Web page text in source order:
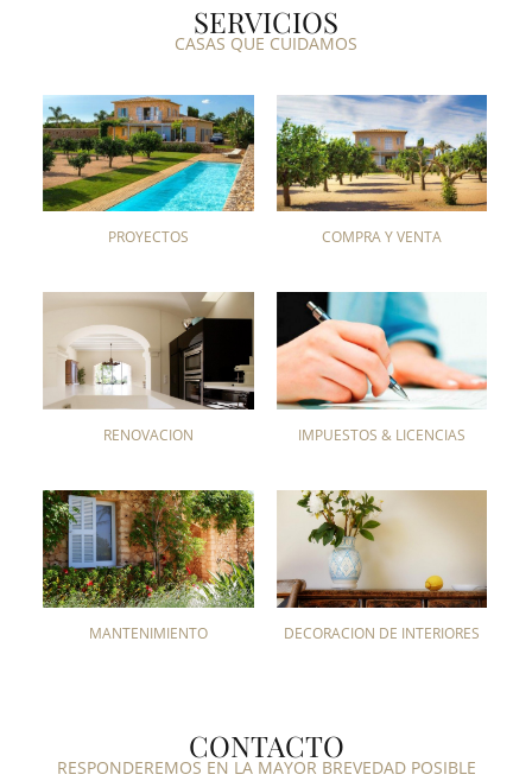
SERVICIOS
CASAS QUE CUIDAMOS
PROYECTOS COMPRA Y VENTA
RENOVACIÓN IMPUESTOS & LICENCIAS
MANTENIMIENTO DECORACIÓN DE INTERIORES
CONTACTO
RESPONDEREMOS EN LA MAYOR BREVEDAD POSIBLE